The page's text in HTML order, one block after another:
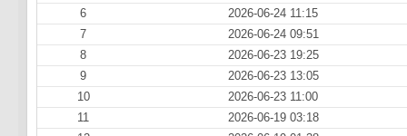
6
2026-06-24 11:15
7
2026-06-24 09:51
8
2026-06-23 19:25
9
2026-06-23 13:05
10
2026-06-23 11:00
11
2026-06-19 03:18